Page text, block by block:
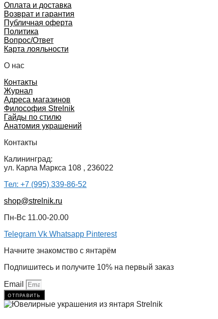
Оплата и доставка
Возврат и гарантия
Публичная оферта
Политика
Вопрос/Ответ
Карта лояльности
О нас
Контакты
Журнал
Адреса магазинов
Философия Strelnik
Гайды по стилю
Анатомия украшений
Контакты
Калининград:
ул. Карла Маркса 108 , 236022
Тел: +7 (995) 339-86-52
shop@strelnik.ru
Пн-Вс 11.00-20.00
Telegram Vk Whatsapp Pinterest
Начните знакомство с янтарём
Подпишитесь и получите 10% на первый заказ
Email
отправить